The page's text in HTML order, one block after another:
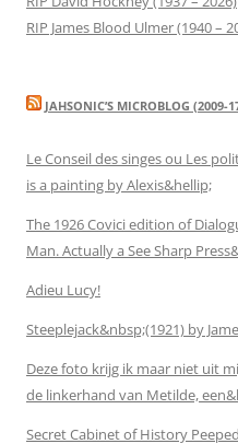
RIP James Blood Ulmer (1940 –
JAHSONIC’S MICROBLOG (2009-
Le Conseil des singes ou Les
is a painting by Alexis&hellip;
The 1926 Covici edition of
Man. Actually a See Sharp
Adieu Lucy!
Steeplejack&nbsp;(1921) by
Deze foto krijg ik maar niet uit
de linkerhand van Metilde,
Secret Cabinet of History